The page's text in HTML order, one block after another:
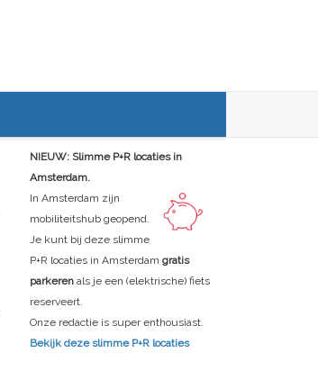
NIEUW: Slimme P+R locaties in
Amsterdam.
In Amsterdam zijn
mobiliteitshub geopend.
Je kunt bij deze slimme
P+R locaties in Amsterdam gratis
parkeren als je een (elektrische) fiets
reserveert.
Onze redactie is super enthousiast.
Bekijk deze slimme P+R locaties